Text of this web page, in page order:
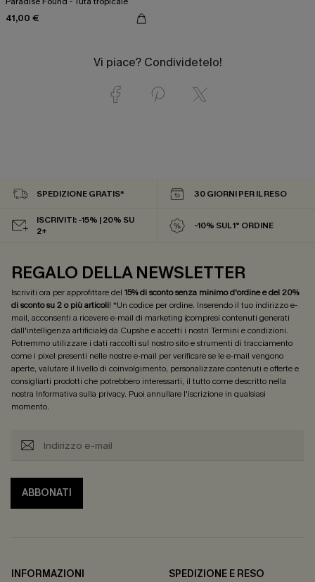
41,00 €
Vi piace? Condividetelo!
SPEDIZIONE GRATIS* 30 GIORNI PER IL RESO
ISCRIVITI: -15% | 20% SU
2+
-10% SUL 1° ORDINE
REGALO DELLA NEWSLETTER
Iscriviti ora per approfittare del 15% di sconto senza minimo d'ordine e del 20%
di sconto su 2 o più articoli! *Un codice per ordine. Inserendo il tuo indirizzo e-
mail, acconsenti a ricevere e-mail di marketing (compresi contenuti generati
dall'intelligenza artificiale) da Cupshe e accetti i nostri Termini e condizioni.
Potremmo utilizzare i dati raccolti sul nostro sito e strumenti di tracciamento
come i pixel presenti nelle nostre e-mail per verificare se le e-mail vengono
aperte, valutare il livello di coinvolgimento, personalizzare contenuti e offerte e
consigliarti prodotti che potrebbero interessarti, il tutto come descritto nella
nostra Informativa sulla privacy. Puoi annullare l'iscrizione in qualsiasi
momento.
ABBONATI
INFORMAZIONI
SPEDIZIONE E RESO